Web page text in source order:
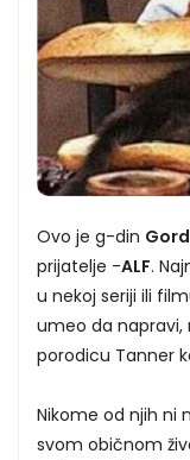
Ovo je g-din
prijatelje -ALF.
u nekoj seriji ili
umeo da napravi,
porodicu Tanner
Nikome od njih ni
svom običnom